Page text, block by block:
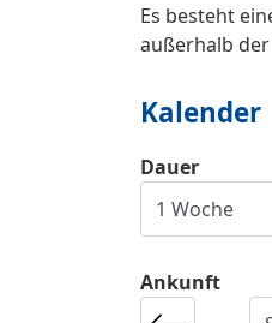
Es besteht
außerhalb
Kalender
Ankunft
Dauer